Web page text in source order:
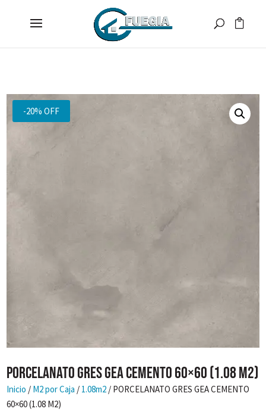
-20% OFF
PORCELANATO GRES GEA CEMENTO 60×60 (1.08 M2)
Inicio / M2 por Caja / 1.08m2 / PORCELANATO GRES GEA CEMENTO
60×60 (1.08 M2)